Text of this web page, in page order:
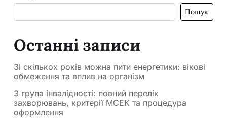
Пошук
Останні записи
Зі скількох років можна пити енергетики: вікові
обмеження та вплив на організм
3 група інвалідності: повний перелік
захворювань, критерії МСЕК та процедура
оформлення